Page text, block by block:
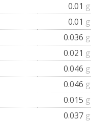
0.01 g
0.01 g
0.036 g
0.021 g
0.046 g
0.046 g
0.015 g
0.037 g